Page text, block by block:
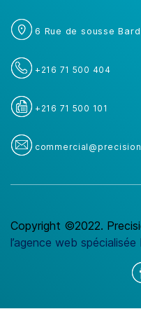
6 Rue de sousse
+216 71 500 404
+216 71 500 101
Copyright ©2022.
l’agence web